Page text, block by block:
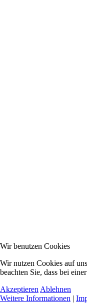
Wir benutzen Cookies
Wir nutzen Cookies auf
beachten Sie, dass bei
Akzeptieren Ablehnen
Weitere Informationen |